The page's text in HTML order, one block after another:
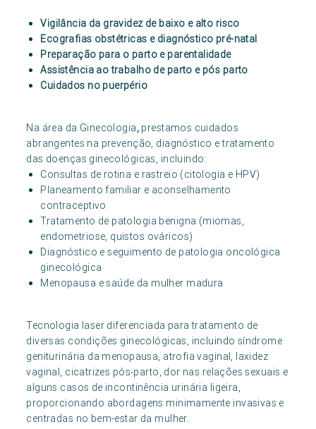
Vigilância da gravidez de baixo e alto risco
Ecografias obstétricas e diagnóstico pré-natal
Preparação para o parto e parentalidade
Assistência ao trabalho de parto e pós parto
Cuidados no puerpério
Na área da Ginecologia, prestamos cuidados
abrangentes na prevenção, diagnóstico e tratamento
das doenças ginecológicas, incluindo:
Consultas de rotina e rastreio (citologia e HPV)
Planeamento familiar e aconselhamento
contraceptivo
Tratamento de patologia benigna (miomas,
endometriose, quistos ováricos)
Diagnóstico e seguimento de patologia oncológica
ginecológica
Menopausa e saúde da mulher madura
Tecnologia laser diferenciada para tratamento de
diversas condições ginecológicas, incluindo síndrome
geniturinária da menopausa, atrofia vaginal, laxidez
vaginal, cicatrizes pós-parto, dor nas relações sexuais e
alguns casos de incontinência urinária ligeira,
proporcionando abordagens minimamente invasivas e
centradas no bem-estar da mulher.